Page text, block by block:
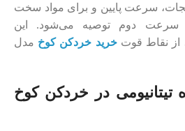
سرعت پایین و برای مواد سخت
سرعت دوم توصیه می‌شود. این
از نقاط قوتخرید خردکن کوخ مدل
تیغه ۴ پره تیتانیومی در خردکن کوخ